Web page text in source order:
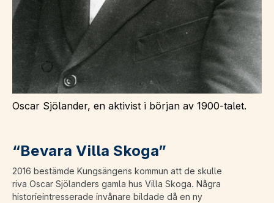
Oscar Sjölander, en aktivist i början av 1900-talet.
“Bevara Villa Skoga”
2016 bestämde Kungsängens kommun att de skulle
riva Oscar Sjölanders gamla hus Villa Skoga. Några
historieintresserade invånare bildade då en ny